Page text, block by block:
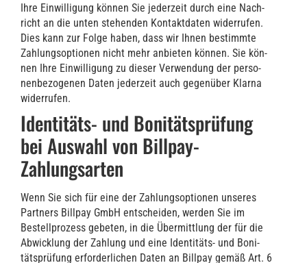
Ihre Ein­wil­li­gung kön­nen Sie jeder­zeit durch eine Nach­
richt an die unten ste­hen­den Kon­takt­da­ten wider­ru­fen.
Dies kann zur Fol­ge haben, dass wir Ihnen bestimm­te
Zah­lungs­op­tio­nen nicht mehr anbie­ten kön­nen. Sie kön­
nen Ihre Ein­wil­li­gung zu die­ser Ver­wen­dung der per­so­
nen­be­zo­ge­nen Daten jeder­zeit auch gegen­über Klar­na
wider­ru­fen.
Identitäts- und Bonitätsprüfung
bei Auswahl von Billpay-
Zahlungsarten
Wenn Sie sich für eine der Zah­lungs­op­tio­nen unse­res
Part­ners Bill­pay GmbH ent­schei­den, wer­den Sie im
Bestell­pro­zess gebe­ten, in die Über­mitt­lung der für die
Abwick­lung der Zah­lung und eine Iden­ti­täts- und Boni­
täts­prü­fung erfor­der­li­chen Daten an Bill­pay gemäß Art. 6